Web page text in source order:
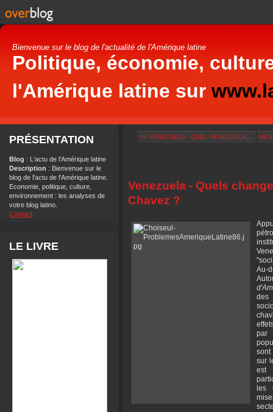
Bienvenue sur le blog de l'actualité de l'Amérique latine
Politique, économie,
l'Amérique latine sur
PRÉSENTATION
Blog : L'actu de l'Amérique latine
Description : Bienvenue sur le
blog de l'actu de l'Amérique latine.
Economie, politique, culture,
environnement : les analyses de
votre blog latino.
Contact
LE LIVRE
<< VENEZUELA - QUEL VENEZUELA...
Venezuela - Quels
Chavez ?
Au-
par
sur
est
les